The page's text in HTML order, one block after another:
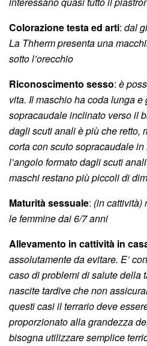
Colorazione testa ed arti: dal
La Thherm presenta una
sotto l’orecchio
Riconoscimento sesso: è
vita. Il maschio ha coda lunga
sopracaudale inclinato verso il
dagli scuti anali è più che retto,
cortacon scuto sopracaudale
l’angolo formato dagli scuti
maschi restano più piccoli di
Maturità sessuale: (in cattività)
le femmine dai 6/7 anni
Allevamento in cattività in
assolutamente da evitare. E’
caso di problemi di salute della
nascite tardive che non
questi casi il terrario deve
proporzionato alla grandezza
bisogna utilizzare semplice